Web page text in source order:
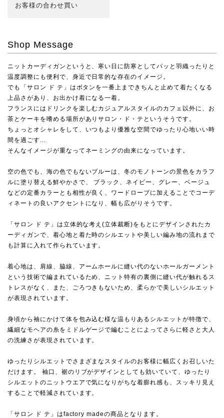
お客様の合わせ買い
Shop Message
ニットカーディガンというと、寒い日に防寒としてパッと羽織ったりと
温度調整にも便利で、身近で日常的な存在のイメージ。
でも「サロン ド テ」はボタンを一番上まできちんと止めて着たくなる
上品さがあり、お出かけ着になる一着。
フランスにはドリンクを楽しむカジュアルスタイルのカフェ以外に、お
茶とケーキを嗜める場所がありサロン・ド・テというそうです。
ちょっとオシャレをして、いつもより優雅な空間でゆったり心地いい時
間を過ごす...
そんなイメージが重なってネーミングの由来になっています。
空の色でも、海の色でもないブルーは、冬のモノトーンの景色をカラフ
ルに塗り替える鮮やかさで、 ブラック、ネイビー、グレー、ベージュ
などの定番カラーとも相性が良く、ワードローブに加えることでコーデ
ィネートの良いアクセントになり、幅も広がりそうです。
「サロン ド テ」は立体的な考え(立体裁断)をもとにデザインされたカ
ーディガンで、着心地と着た時のシルエットや美しい編み地の流れまで
も計算に入れて作られています。
着心地は、肩線、脇線、アームホールに縫い代のないホールガーメント
という技術で編まれているため、ニット特有の裏側に縫い代が触れるス
トレスがなく、また、ごろつきもないため、柔らかで美しいシルエット
が表現されています。
身頃から袖にかけて体を包み込む様な温もりあるシルエットが特徴で、
繊細なモヘアの糸をミドルゲージで編むことによってさらに軽さと大人
の洗練さが表現されています。
ゆったりシルエットでさまざまなスタイルのお客様に幅広くお召しいた
だけます。 袖口、裾のリブがデザインとしても効いていて、ゆったり
シルエットのニットウエアで気になりがちな着膨れ感も、スッキリ見え
することで軽減されています。
「サロン ド テ」はfactory madeの商品となります。